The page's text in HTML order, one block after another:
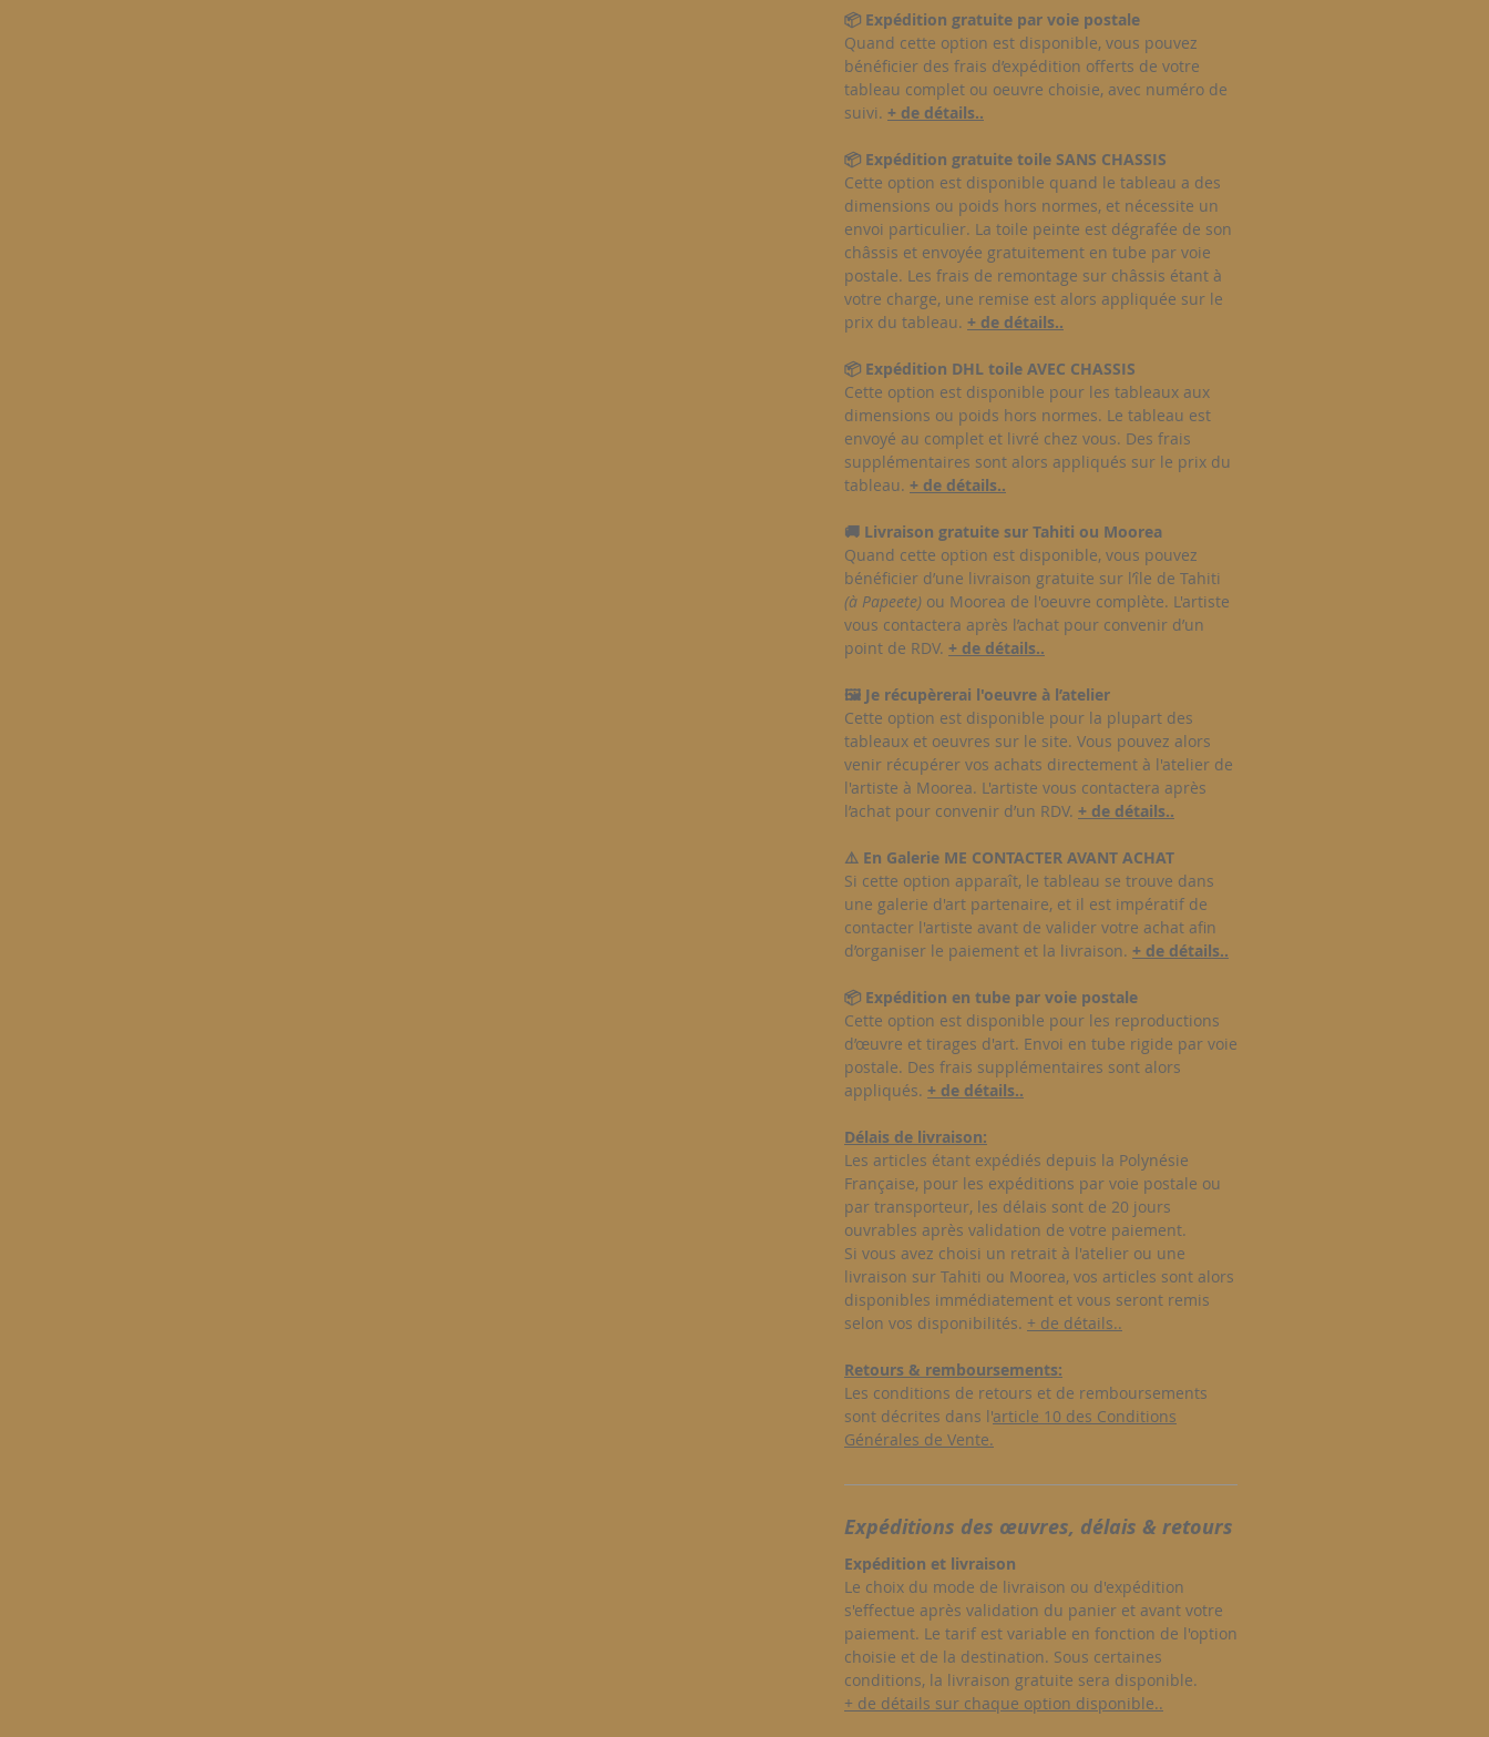
📦 Expédition gratuite par voie postale
Quand cette option est disponible, vous pouvez
bénéficier des frais d’expédition offerts de votre
tableau complet ou oeuvre choisie, avec numéro de
suivi. + de détails..
📦 Expédition gratuite toile SANS CHASSIS
Cette option est disponible quand le tableau a des
dimensions ou poids hors normes, et nécessite un
envoi particulier. La toile peinte est dégrafée de son
châssis et envoyée gratuitement en tube par voie
postale. Les frais de remontage sur châssis étant à
votre charge, une remise est alors appliquée sur le
prix du tableau. + de détails..
📦 Expédition DHL toile AVEC CHASSIS
Cette option est disponible pour les tableaux aux
dimensions ou poids hors normes. Le tableau est
envoyé au complet et livré chez vous. Des frais
supplémentaires sont alors appliqués sur le prix du
tableau. + de détails..
🚚 Livraison gratuite sur Tahiti ou Moorea
Quand cette option est disponible, vous pouvez
bénéficier d’une livraison gratuite sur l’île de Tahiti
(à Papeete) ou Moorea de l'oeuvre complète. L'artiste
vous contactera après l’achat pour convenir d’un
point de RDV. + de détails..
🖼️ Je récupèrerai l'oeuvre à l’atelier
Cette option est disponible pour la plupart des
tableaux et oeuvres sur le site. Vous pouvez alors
venir récupérer vos achats directement à l'atelier de
l'artiste à Moorea. L'artiste vous contactera après
l’achat pour convenir d’un RDV. + de détails..
⚠️ En Galerie ME CONTACTER AVANT ACHAT
Si cette option apparaît, le tableau se trouve dans
une galerie d'art partenaire, et il est impératif de
contacter l'artiste avant de valider votre achat afin
d’organiser le paiement et la livraison. + de détails..
📦 Expédition en tube par voie postale
Cette option est disponible pour les reproductions
d’œuvre et tirages d'art. Envoi en tube rigide par voie
postale. Des frais supplémentaires sont alors
appliqués. + de détails..
Délais de livraison:
Les articles étant expédiés depuis la Polynésie
Française, pour les expéditions par voie postale ou
par transporteur, les délais sont de 20 jours
ouvrables après validation de votre paiement.
Si vous avez choisi un retrait à l'atelier ou une
livraison sur Tahiti ou Moorea, vos articles sont alors
disponibles immédiatement et vous seront remis
selon vos disponibilités. + de détails..
Retours & remboursements:
Les conditions de retours et de remboursements
sont décrites dans l'article 10 des Conditions
Générales de Vente.
Expéditions des œuvres, délais & retours
Expédition et livraison
Le choix du mode de livraison ou d'expédition
s'effectue après validation du panier et avant votre
paiement. Le tarif est variable en fonction de l'option
choisie et de la destination. Sous certaines
conditions, la livraison gratuite sera disponible.
+ de détails sur chaque option disponible..